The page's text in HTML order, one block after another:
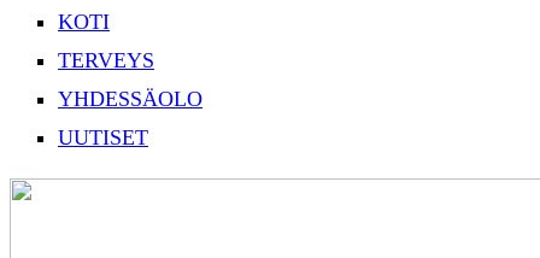
KOTI
TERVEYS
YHDESSÄOLO
UUTISET